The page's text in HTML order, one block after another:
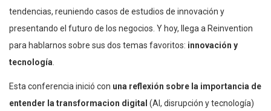
tendencias, reuniendo casos de estudios de innovación y
presentando el futuro de los negocios. Y hoy, llega a Reinvention
para hablarnos sobre sus dos temas favoritos: innovación y
tecnología
Esta conferencia inició con una reflexión sobre la importancia de
entender la transformacion digital (AI, disrupción y tecnología)